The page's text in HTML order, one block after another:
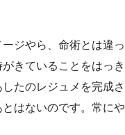
ジやら、命術とは違っ
きていることをはっき
たのレジュメを完成さ
はないのです。常にや